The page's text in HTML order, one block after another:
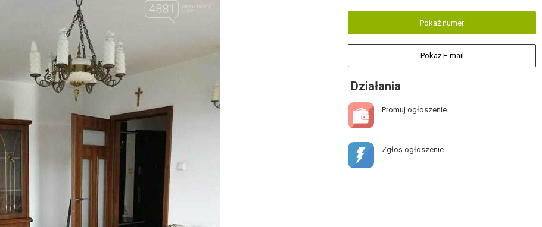
Pokaż numer
Pokaż E-mail
Działania
Promuj ogłoszenie
Zgłoś ogłoszenie